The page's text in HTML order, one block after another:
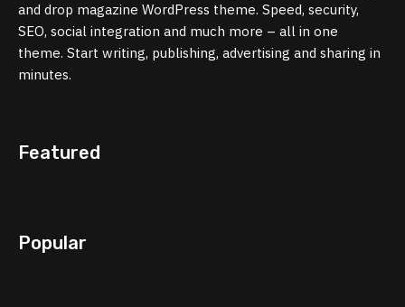
and drop magazine WordPress theme. Speed, security,
SEO, social integration and much more – all in one
theme. Start writing, publishing, advertising and sharing in
minutes.
Featured
Popular